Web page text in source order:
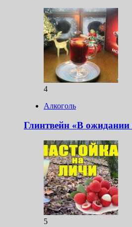
4
Алкоголь
Глинтвейн «В ожидании
5